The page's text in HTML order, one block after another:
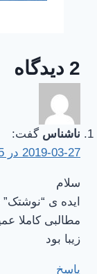
2 دیدگاه
ناشناس گفت:
2019-03-27 در 21:05
سلام
ایده ی
مطالبی کاملا
زیبا بود
پاسخ